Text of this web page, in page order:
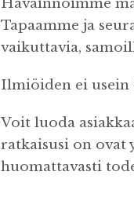
Havainnoimme
Tapaamme ja
vaikuttavia,
Ilmiöiden ei usein
Voit luoda
ratkaisusi on ovat
huomattavasti